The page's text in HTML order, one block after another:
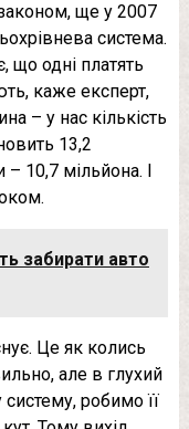
законом, ще у 2007
система.
що одні платять
каже експерт,
– у нас кількість
13,2
10,7 мільйона. І
забирати авто
Це як колись
але в глухий
систему, робимо її